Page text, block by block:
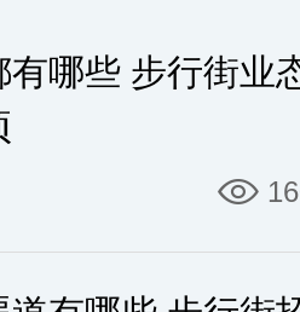
有哪些 步行街业